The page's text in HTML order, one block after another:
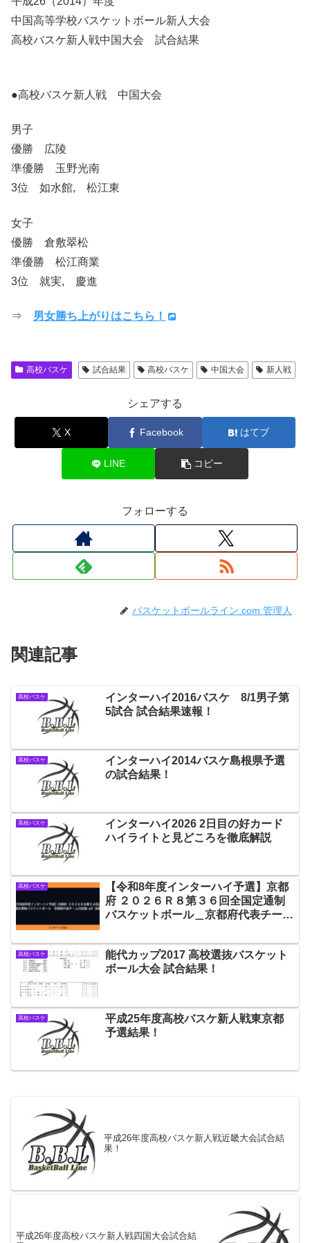
中国高等学校バスケットボール新人大会
高校バスケ新人戦中国大会 試合結果
●高校バスケ新人戦 中国大会
男子
優勝 広陵
準優勝 玉野光南
3位 如水館, 松江東
女子
優勝 倉敷翠松
準優勝 松江商業
3位 就実, 慶進
⇒ 男女勝ち上がりはこちら！
高校バスケ 試合結果 高校バスケ 中国大会 新人戦
シェアする
X Facebook はてブ
LINE コピー
フォローする
バスケットボールライン.com 管理人
関連記事
高校バスケ
インターハイ2016バスケ 8/1男子第
5試合 試合結果速報！
高校バスケ
インターハイ2014バスケ島根県予選
の試合結果！
高校バスケ
インターハイ2026 2日目の好カード
ハイライトと見どころを徹底解説
高校バスケ
【令和8年度インターハイ予選】京都
府 ２０２６Ｒ８第３６回全国定通制
バスケットボール＿京都府代表チーム
高校バスケ
能代カップ2017 高校選抜バスケット
ボール大会 試合結果！
高校バスケ
平成25年度高校バスケ新人戦東京都
予選結果！
平成26年度高校バスケ新人戦近畿大会試合結
果！
平成26年度高校バスケ新人戦四国大会試合結